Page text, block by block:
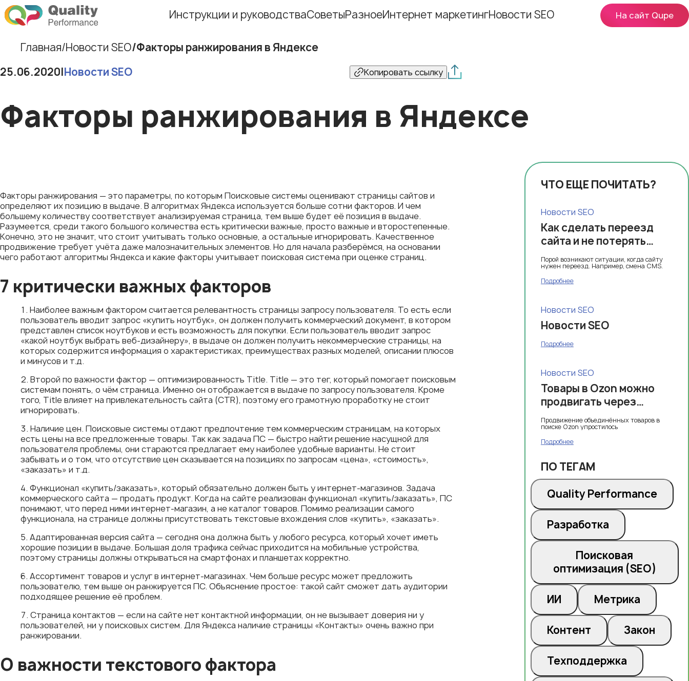
Инструкции и руководстваСоветыРазноеИнтернет маркетингНовости SEO На сайт Qupe
Главная Новости SEO Факторы ранжирования в Яндексе
25.06.2020|Новости SEO Копировать ссылку
Факторы ранжирования в Яндексе
ЧТО ЕЩЕ ПОЧИТАТЬ?
Новости SEO
Как сделать переезд
сайта и не потерять
SEO-показатели
Порой возникают ситуации, когда сайту
нужен переезд. Например, смена CMS.
Подробнее
Новости SEO
Новости SEO
Подробнее
Новости SEO
Товары в Ozon можно
продвигать через
личный кабинет
селлера
Продвижение объединённых товаров в
поиске Ozon упростилось
Подробнее
ПО ТЕГАМ
Quality Performance
Разработка
Поисковая
оптимизация (SEO)
ИИ Метрика
Контент Закон
Техподдержка
Факторы ранжирования — это параметры, по которым Поисковые системы оценивают страницы сайтов и
определяют их позицию в выдаче. В алгоритмах Яндекса используется больше сотни факторов. И чем
большему количеству соответствует анализируемая страница, тем выше будет её позиция в выдаче.
Разумеется, среди такого большого количества есть критически важные, просто важные и второстепенные.
Конечно, это не значит, что стоит учитывать только основные, а остальные игнорировать. Качественное
продвижение требует учёта даже малозначительных элементов. Но для начала разберёмся, на основании
чего работают алгоритмы Яндекса и какие факторы учитывает поисковая система при оценке страниц.
7 критически важных факторов
Наиболее важным фактором считается релевантность страницы запросу пользователя. То есть если
пользователь вводит запрос «купить ноутбук», он должен получить коммерческий документ, в котором
представлен список ноутбуков и есть возможность для покупки. Если пользователь вводит запрос
«какой ноутбук выбрать веб-дизайнеру», в выдаче он должен получить некоммерческие страницы, на
которых содержится информация о характеристиках, преимуществах разных моделей, описании плюсов
и минусов и т.д.
Второй по важности фактор — оптимизированность Title. Title — это тег, который помогает поисковым
системам понять, о чём страница. Именно он отображается в выдаче по запросу пользователя. Кроме
того, Title влияет на привлекательность сайта (CTR), поэтому его грамотную проработку не стоит
игнорировать.
Наличие цен. Поисковые системы отдают предпочтение тем коммерческим страницам, на которых
есть цены на все предложенные товары. Так как задача ПС — быстро найти решение насущной для
пользователя проблемы, они стараются предлагает ему наиболее удобные варианты. Не стоит
забывать и о том, что отсутствие цен сказывается на позициях по запросам «цена», «стоимость»,
«заказать» и т.д.
Функционал «купить/заказать», который обязательно должен быть у интернет-магазинов. Задача
коммерческого сайта — продать продукт. Когда на сайте реализован функционал «купить/заказать», ПС
понимают, что перед ними интернет-магазин, а не каталог товаров. Помимо реализации самого
функционала, на странице должны присутствовать текстовые вхождения слов «купить», «заказать».
Адаптированная версия сайта — сегодня она должна быть у любого ресурса, который хочет иметь
хорошие позиции в выдаче. Большая доля трафика сейчас приходится на мобильные устройства,
поэтому страницы должны открываться на смартфонах и планшетах корректно.
Ассортимент товаров и услуг в интернет-магазинах. Чем больше ресурс может предложить
пользователю, тем выше он ранжируется ПС. Объяснение простое: такой сайт сможет дать аудитории
подходящее решение её проблем.
Страница контактов — если на сайте нет контактной информации, он не вызывает доверия ни у
пользователей, ни у поисковых систем. Для Яндекса наличие страницы «Контакты» очень важно при
ранжировании.
О важности текстового фактора